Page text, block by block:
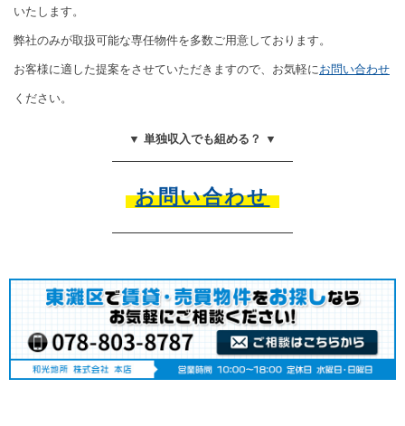
いたします。
弊社のみが取扱可能な専任物件を多数ご用意しております。
お客様に適した提案をさせていただきますので、お気軽に お問い合わせ
ください。
▼ 単独収入でも組める？ ▼
お問い合わせ